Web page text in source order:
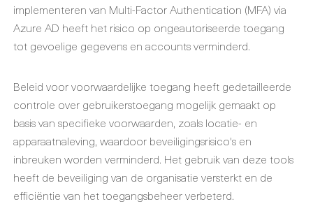
implementeren van Multi-Factor Authentication (MFA) via
Azure AD heeft het risico op ongeautoriseerde toegang
tot gevoelige gegevens en accounts verminderd.
Beleid voor voorwaardelijke toegang heeft gedetailleerde
controle over gebruikerstoegang mogelijk gemaakt op
basis van specifieke voorwaarden, zoals locatie- en
apparaatnaleving, waardoor beveiligingsrisico's en
inbreuken worden verminderd. Het gebruik van deze tools
heeft de beveiliging van de organisatie versterkt en de
efficiëntie van het toegangsbeheer verbeterd.